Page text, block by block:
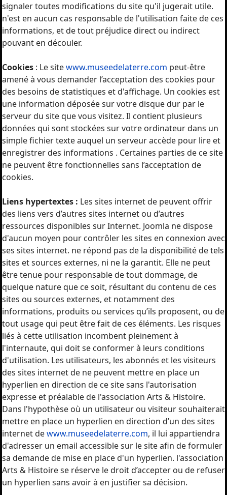
signaler toutes modifications du site qu'il jugerait utile.
n'est en aucun cas responsable de l'utilisation faite de ces
informations, et de tout préjudice direct ou indirect
pouvant en découler.
Cookies : Le sitewww.museedelaterre.com peut-être
amené à vous demander l’acceptation des cookies pour
des besoins de statistiques et d'affichage. Un cookies est
une information déposée sur votre disque dur par le
serveur du site que vous visitez. Il contient plusieurs
données qui sont stockées sur votre ordinateur dans un
simple fichier texte auquel un serveur accède pour lire et
enregistrer des informations . Certaines parties de ce site
ne peuvent être fonctionnelles sans l’acceptation de
cookies.
Liens hypertextes : Les sites internet de peuvent offrir
des liens vers d’autres sites internet ou d’autres
ressources disponibles sur Internet. Joomla ne dispose
d'aucun moyen pour contrôler les sites en connexion avec
ses sites internet. ne répond pas de la disponibilité de tels
sites et sources externes, ni ne la garantit. Elle ne peut
être tenue pour responsable de tout dommage, de
quelque nature que ce soit, résultant du contenu de ces
sites ou sources externes, et notamment des
informations, produits ou services qu’ils proposent, ou de
tout usage qui peut être fait de ces éléments. Les risques
liés à cette utilisation incombent pleinement à
l'internaute, qui doit se conformer à leurs conditions
d'utilisation. Les utilisateurs, les abonnés et les visiteurs
des sites internet de ne peuvent mettre en place un
hyperlien en direction de ce site sans l'autorisation
expresse et préalable de l'association Arts & Histoire.
Dans l'hypothèse où un utilisateur ou visiteur souhaiterait
mettre en place un hyperlien en direction d’un des sites
internet dewww.museedelaterre.com, il lui appartiendra
d'adresser un email accessible sur le site afin de formuler
sa demande de mise en place d'un hyperlien. l'association
Arts & Histoire se réserve le droit d’accepter ou de refuser
un hyperlien sans avoir à en justifier sa décision.